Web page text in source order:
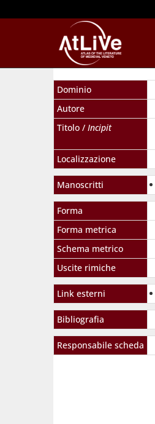
Dominio
Autore
Titolo / Incipit
Localizzazione
Manoscritti
Forma
Forma metrica
Schema metrico
Uscite rimiche
Link esterni
Bibliografia
Responsabile scheda